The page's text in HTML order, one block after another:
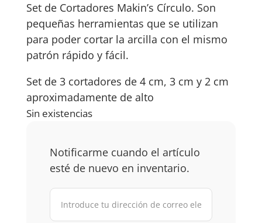
Set de Cortadores Makin’s Círculo. Son
pequeñas herramientas que se utilizan
para poder cortar la arcilla con el mismo
patrón rápido y fácil.
Set de 3 cortadores de 4 cm, 3 cm y 2 cm
aproximadamente de alto
Sin existencias
Notificarme cuando el artículo
esté de nuevo en inventario.